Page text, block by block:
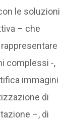
le soluzioni
– che
complessi -,
immagini
di
–, di